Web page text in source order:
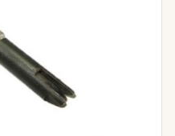
également de
des créations en
et la
les artisans peuvent
des lignes